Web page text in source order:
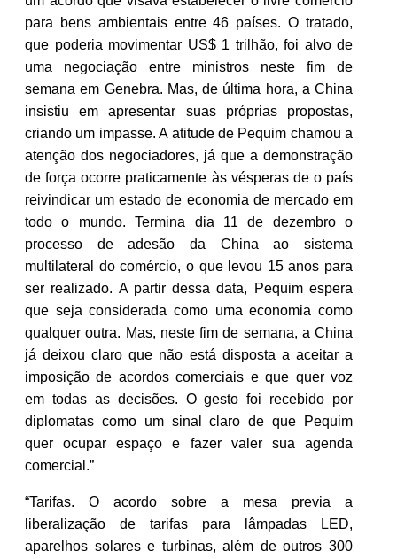
para bens ambientais entre 46 países. O tratado,
que poderia movimentar US$ 1 trilhão, foi alvo de
uma negociação entre ministros neste fim de
semana em Genebra. Mas, de última hora, a China
insistiu em apresentar suas próprias propostas,
criando um impasse. A atitude de Pequim chamou a
atenção dos negociadores, já que a demonstração
de força ocorre praticamente às vésperas de o país
reivindicar um estado de economia de mercado em
todo o mundo. Termina dia 11 de dezembro o
processo de adesão da China ao sistema
multilateral do comércio, o que levou 15 anos para
ser realizado. A partir dessa data, Pequim espera
que seja considerada como uma economia como
qualquer outra. Mas, neste fim de semana, a China
já deixou claro que não está disposta a aceitar a
imposição de acordos comerciais e que quer voz
em todas as decisões. O gesto foi recebido por
diplomatas como um sinal claro de que Pequim
quer ocupar espaço e fazer valer sua agenda
comercial.”
“Tarifas. O acordo sobre a mesa previa a
liberalização de tarifas para lâmpadas LED,
aparelhos solares e turbinas, além de outros 300